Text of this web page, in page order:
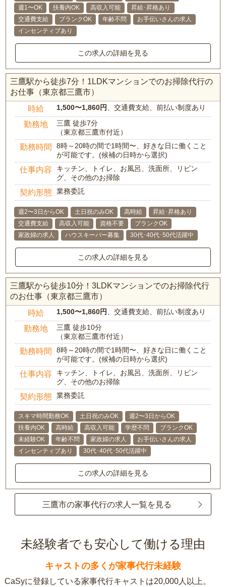
週1〜OK 扶養内OK 高収入可能
昇給･昇格あり
交通費支給
ブランクOK 年齢不問
お手伝いさんの求人
インセンティブあり
この求人の詳細を見る
三鷹駅から徒歩7分！1LDKマンションでのお掃除代行の
お仕事（東京都三鷹市）
時給 1,500〜1,860円 、交通費支給、前払い制度あり
勤務地
三鷹 徒歩7分
（東京都三鷹市付近）
勤務時間
8時～20時の間で1時間〜、好きな日に働くこと
が可能です。(候補の日時から選択)
仕事内容
キッチン、トイレ、お風呂、洗面所、リビン
グ、その他のお掃除
契約形態 業務委託
週2〜3日からOK 土日祝のみOK 高時給
昇給･昇格あり
交通費支給
高収入可能 資格不要
ブランクOK
家政婦の求人
ハウスキーパー募集 30代･40代･50代活躍中
この求人の詳細を見る
三鷹駅から徒歩10分！3LDKマンションでのお掃除代行
のお仕事（東京都三鷹市）
時給 1,500〜1,860円 、交通費支給、前払い制度あり
勤務地
三鷹 徒歩10分
（東京都三鷹市付近）
勤務時間
8時～20時の間で1時間〜、好きな日に働くこと
が可能です。(候補の日時から選択)
仕事内容
キッチン、トイレ、お風呂、洗面所、リビン
グ、その他のお掃除
契約形態 業務委託
スキマ時間勤務OK 土日祝のみOK
週2〜3日からOK
扶養内OK
高時給 高収入可能 学歴不問
ブランクOK
未経験OK
年齢不問 家政婦の求人
お手伝いさんの求人
インセンティブあり
30代･40代･50代活躍中
この求人の詳細を見る
三鷹市の家事代行の求人一覧を見る
未経験者でも安心して働ける理由
キャストの多くが家事代行未経験
CaSyに登録している家事代行キャストは20,000人以上。